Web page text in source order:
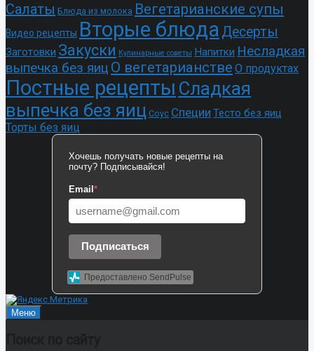
Cалаты Блюда из молока Вегетарианские супы
Видео рецепты Вторые блюда Десерты
Заготовки Закуски Кулинарные советы Напитки Несладкая
выпечка без яиц О вегетарианстве О продуктах
Постные рецепты Сладкая
выпечка без яиц Соус Специи Тесто без яиц
Торты без яиц
Хочешь получать новые рецепты на
почту? Подписывайся!
Email *
Подписаться
Предоставлено SendPulse
Меню